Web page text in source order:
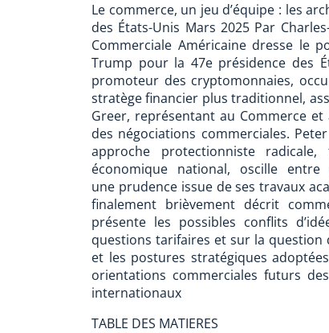
Le commerce, un jeu d’équipe : les
des États-Unis Mars 2025 Par
Commerciale Américaine dresse le
Trump pour la 47e présidence des
promoteur des cryptomonnaies,
stratège financier plus traditionnel,
Greer, représentant au Commerce
des négociations commerciales.
approche protectionniste
économique national, oscille
une prudence issue de ses travaux
finalement brièvement décrit
présente les possibles conflits
questions tarifaires et sur la question
et les postures stratégiques
orientations commerciales futurs
internationaux
TABLE DES MATIERES